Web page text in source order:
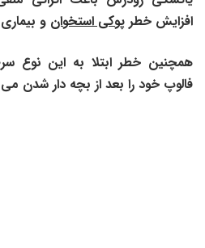
افزایش خطر پوکی استخوان و
همچنین خطر ابتلا به این نوع
فالوپ خود را بعد از بچه دار شدن